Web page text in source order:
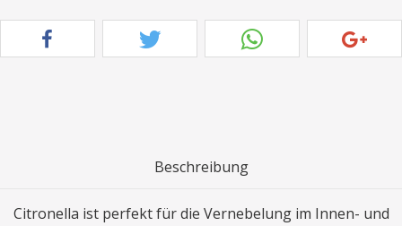
Beschreibung
Citronella ist perfekt für die Vernebelung im Innen- und